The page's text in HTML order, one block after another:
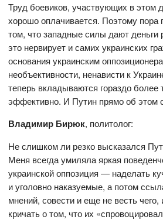
Труд боевиков, участвующих в этом
хорошо оплачивается. Поэтому пора
том, что западные силы дают
это нервирует и самих украинских
основания украинским
необъективности, ненависти к
теперь вкладываются гораздо более
эффективно. И Путин прямо об этом
Владимир Бирюк, политолог:
Не слишком ли резко высказался
Меня всегда умиляла яркая
украинской оппозиция — наделать
и уголовно наказуемые, а потом
мнений, совести и еще не весть чего,
кричать о том, что их